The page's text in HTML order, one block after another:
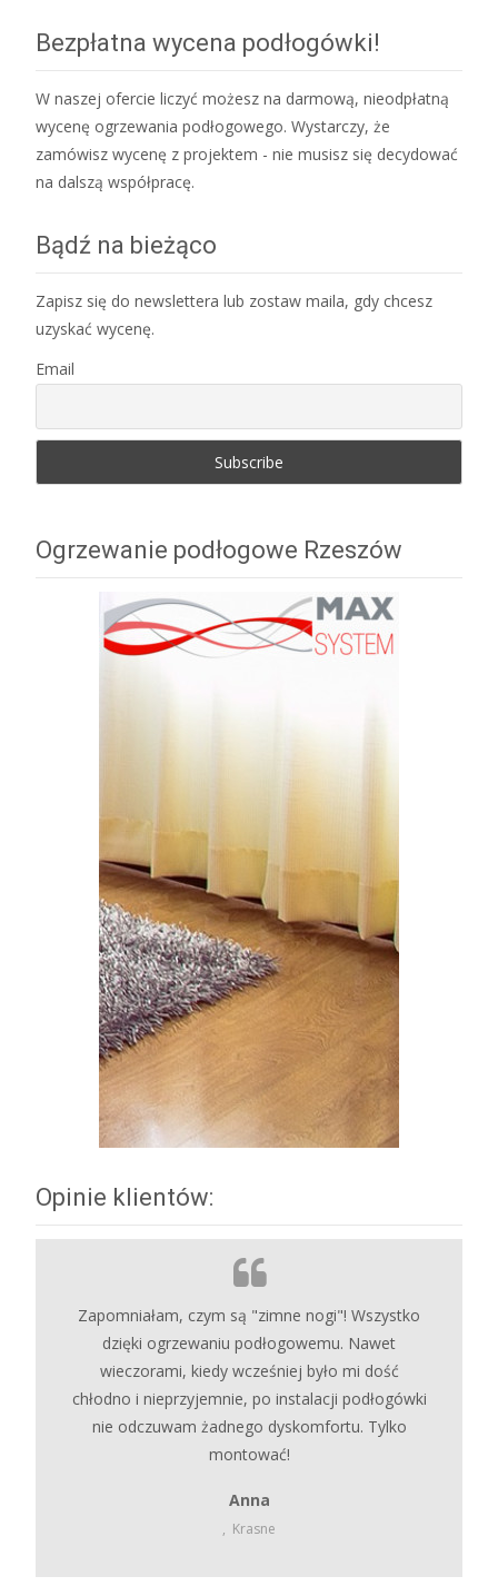
Bezpłatna wycena podłogówki!
W naszej ofercie liczyć możesz na darmową, nieodpłatną
wycenę ogrzewania podłogowego. Wystarczy, że
zamówisz wycenę z projektem - nie musisz się decydować
na dalszą współpracę.
Bądź na bieżąco
Zapisz się do newslettera lub zostaw maila, gdy chcesz
uzyskać wycenę.
Email
Ogrzewanie podłogowe Rzeszów
Opinie klientów:
Zapomniałam, czym są "zimne nogi"! Wszystko
dzięki ogrzewaniu podłogowemu. Nawet
wieczorami, kiedy wcześniej było mi dość
chłodno i nieprzyjemnie, po instalacji podłogówki
nie odczuwam żadnego dyskomfortu. Tylko
montować!
Anna
, Krasne